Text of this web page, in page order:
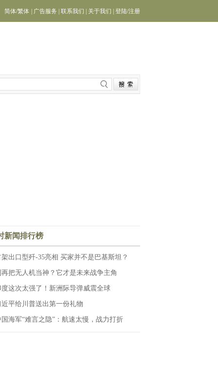
简体/繁体 广告服务 联系我们 关于我们 登陆/注册
新闻排行榜
架出口型歼-35亮相 买家并不是巴基斯坦？
再把无人机当神？它才是未来战争主角
度这次太强了！新洲际导弹威震全球
近平给川普送出第一份礼物
国海军“难言之隐”：航速太慢，战力打折